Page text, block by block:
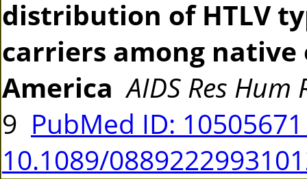
distribution of HTLV
carriers among
America AIDS Res Hum
9 PubMed ID:
10.1089/